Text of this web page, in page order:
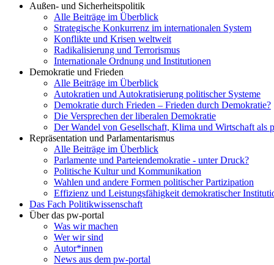
Außen- und Sicherheitspolitik
Alle Beiträge im Überblick
Strategische Konkurrenz im internationalen System
Konflikte und Krisen weltweit
Radikalisierung und Terrorismus
Internationale Ordnung und Institutionen
Demokratie und Frieden
Alle Beiträge im Überblick
Autokratien und Autokratisierung politischer Systeme
Demokratie durch Frieden – Frieden durch Demokratie?
Die Versprechen der liberalen Demokratie
Der Wandel von Gesellschaft, Klima und Wirtschaft als
Repräsentation und Parlamentarismus
Alle Beiträge im Überblick
Parlamente und Parteiendemokratie - unter Druck?
Politische Kultur und Kommunikation
Wahlen und andere Formen politischer Partizipation
Effizienz und Leistungsfähigkeit demokratischer
Das Fach Politikwissenschaft
Über das pw-portal
Was wir machen
Wer wir sind
Autor*innen
News aus dem pw-portal